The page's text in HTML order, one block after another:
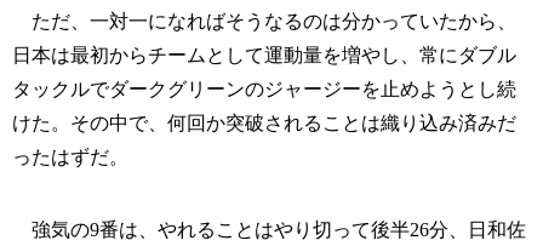
ただ、一対一になればそうなるのは分かっていたから、
日本は最初からチームとして運動量を増やし、常にダブル
タックルでダークグリーンのジャージーを止めようとし続
けた。その中で、何回か突破されることは織り込み済みだ
ったはずだ。
強気の9番は、やれることはやり切って後半26分、日和佐